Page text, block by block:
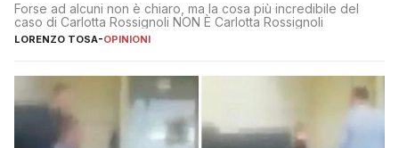
Forse ad alcuni non è chiaro, ma la cosa più incredibile del
caso di Carlotta Rossignoli NON È Carlotta Rossignoli
LORENZO TOSA-OPINIONI